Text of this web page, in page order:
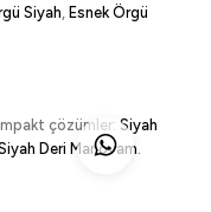
Siyah, Esnek Örgü
çözümler: Siyah
Deri Manovam.